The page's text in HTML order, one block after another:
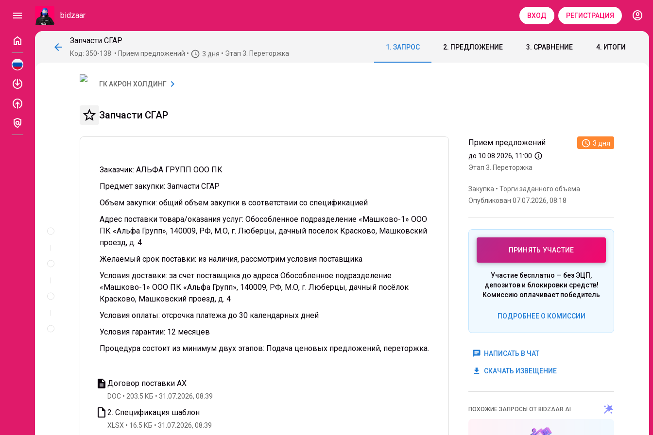
menu bidzaar ВХОД РЕГИСТРАЦИЯ
account_circle
home
enable
enable
policy
arrow_back
Запчасти СГАР
Код: 350-138 Прием предложений access_time 3 дня Этап 3. Переторжка
1. ЗАПРОС 2. ПРЕДЛОЖЕНИЕ 3. СРАВНЕНИЕ 4. ИТОГИ
ГК АКРОН ХОЛДИНГ chevron_right
star_border Запчасти СГАР
Заказчик: АЛЬФА ГРУПП ООО ПК
Предмет закупки: Запчасти СГАР
Объем закупки: общий объем закупки в соответствии со спецификацией
Адрес поставки товара/оказания услуг: Обособленное подразделение «Машково-1» ООО
ПК «Альфа Групп», 140009, РФ, М.О, г. Люберцы, дачный посёлок Красково, Машковский
проезд, д. 4
Желаемый срок поставки: из наличия, рассмотрим условия поставщика
Условия доставки: за счет поставщика до адреса Обособленное подразделение
«Машково-1» ООО ПК «Альфа Групп», 140009, РФ, М.О, г. Люберцы, дачный посёлок
Красково, Машковский проезд, д. 4
Условия оплаты: отсрочка платежа до 30 календарных дней
Условия гарантии: 12 месяцев
Процедура состоит из минимум двух этапов: Подача ценовых предложений, переторжка.
description Договор поставки АХ
DOC 203.5 КБ 31.07.2026, 08:39
insert_drive_file 2. Спецификация шаблон
XLSX 16.5 КБ 31.07.2026, 08:39
Прием предложений access_time
до 10.08.2026, 11:00 info_outline
Этап 3. Переторжка
Закупка • Торги заданного объема
Опубликован 07.07.2026, 08:18
ПРИНЯТЬ УЧАСТИЕ
Участие бесплатно — без ЭЦП,
депозитов и блокировки средств!
Комиссию оплачивает победитель
ПОДРОБНЕЕ О КОМИССИИ
chat НАПИСАТЬ В ЧАТ
get_app СКАЧАТЬ ИЗВЕЩЕНИЕ
ПОХОЖИЕ ЗАПРОСЫ ОТ BIDZAAR AI